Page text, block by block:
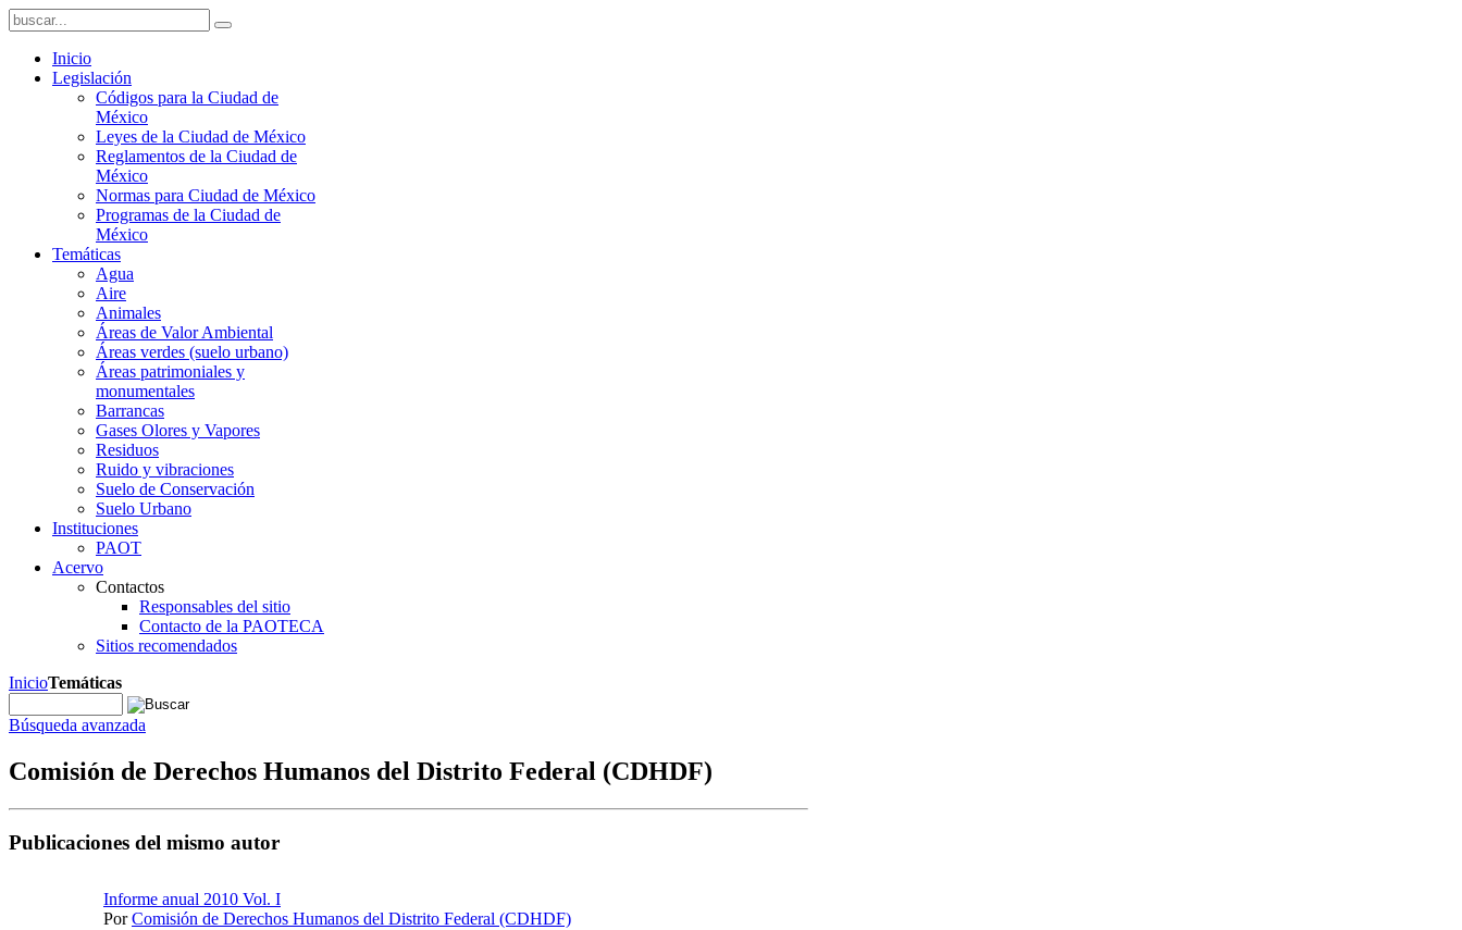
Inicio
Legislación
Códigos para la Ciudad de
México
Leyes de la Ciudad de México
Reglamentos de la Ciudad de
México
Normas para Ciudad de México
Programas de la Ciudad de
México
Temáticas
Agua
Aire
Animales
Áreas de Valor Ambiental
Áreas verdes (suelo urbano)
Áreas patrimoniales y
monumentales
Barrancas
Gases Olores y Vapores
Residuos
Ruido y vibraciones
Suelo de Conservación
Suelo Urbano
Instituciones
PAOT
Acervo
Contactos
Responsables del sitio
Contacto de la PAOTECA
Sitios recomendados
InicioTemáticas
Búsqueda avanzada
Comisión de Derechos Humanos del Distrito Federal (CDHDF)
Publicaciones del mismo autor
Informe anual 2010 Vol. I
PorComisión de Derechos Humanos del Distrito Federal (CDHDF)